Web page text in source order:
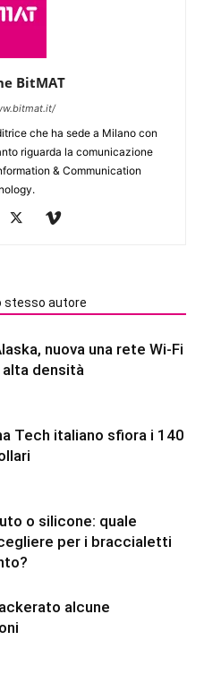
BitMAT
che ha sede a Milano con
riguarda la comunicazione
& Communication
stesso autore
nuova una rete Wi-Fi
densità
Tech italiano sfiora i 140
o silicone: quale
per i braccialetti
alcune